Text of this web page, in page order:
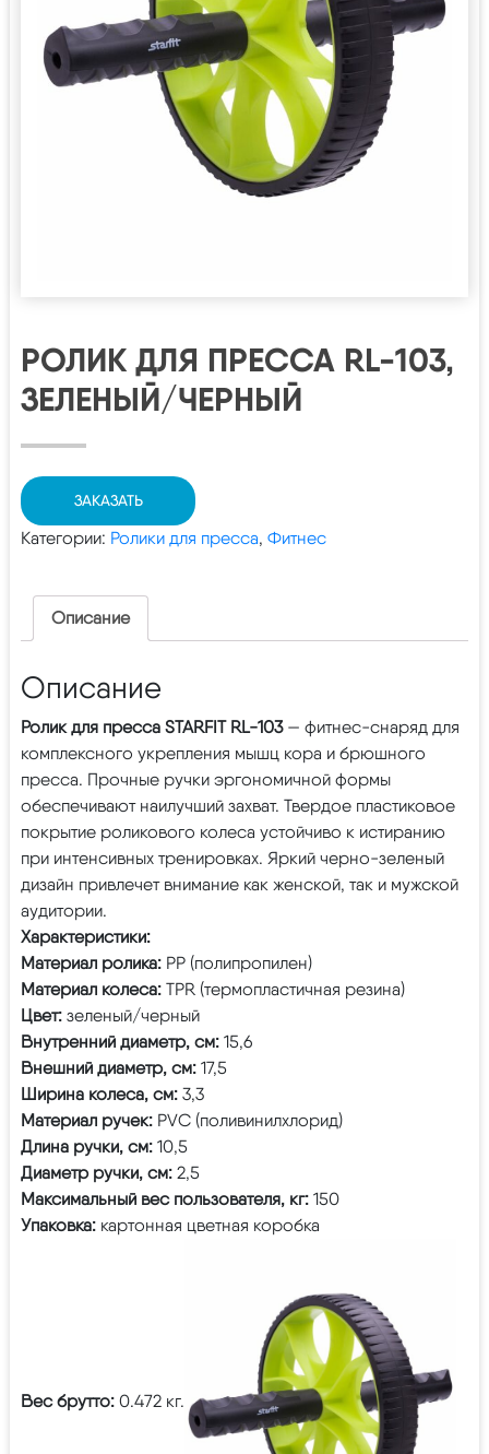
РОЛИК ДЛЯ ПРЕССА RL-103,
ЗЕЛЕНЫЙ/ЧЕРНЫЙ
ЗАКАЗАТЬ
Категории: Ролики для пресса, Фитнес
Описание
Описание
Ролик для пресса STARFIT RL-103— фитнес-снаряд для
комплексного укрепления мышц кора и брюшного
пресса. Прочные ручки эргономичной формы
обеспечивают наилучший захват. Твердое пластиковое
покрытие роликового колеса устойчиво к истиранию
при интенсивных тренировках. Яркий черно-зеленый
дизайн привлечет внимание как женской, так и мужской
аудитории.
Характеристики:
Материал ролика: PP (полипропилен)
Материал колеса: TPR (термопластичная резина)
Цвет: зеленый/черный
Внутренний диаметр, см: 15,6
Внешний диаметр, см: 17,5
Ширина колеса, см: 3,3
Материал ручек: PVC (поливинилхлорид)
Длина ручки, см: 10,5
Диаметр ручки, см: 2,5
Максимальный вес пользователя, кг: 150
Упаковка: картонная цветная коробка
Вес брутто: 0.472 кг.